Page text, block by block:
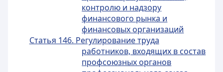
контролю и надзору
финансового рынка и
финансовых организаций
Статья 146. Регулирование труда
работников, входящих в состав
профсоюзных органов